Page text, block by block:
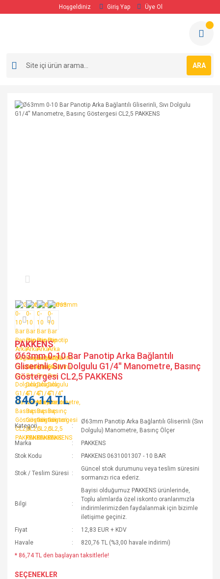
Hoşgeldiniz Giriş Yap Üye Ol
ARA
PAKKENS
Ø63mm 0-10 Bar Panotip Arka Bağlantılı
Gliserinli, Sıvı Dolgulu G1/4'' Manometre, Basınç
Göstergesi CL2,5 PAKKENS
846,14 TL
Kategori
Ø63mm Panotip Arka Bağlantılı Gliserinli (Sıvı
Dolgulu) Manometre, Basınç Ölçer
Marka
PAKKENS
Stok Kodu
PAKKENS 0631001307 - 10 BAR
Stok / Teslim Süresi
Güncel stok durumunu veya teslim süresini
sormanızı rica ederiz.
Bilgi
Bayisi olduğumuz PAKKENS ürünlerinde,
Toplu alımlarda özel iskonto oranlarımızla
indirimlerimizden faydalanmak için bizimle
iletişime geçiniz.
Fiyat
12,83 EUR + KDV
Havale
820,76 TL (%3,00 havale indirimi)
* 86,74 TL den başlayan taksitlerle!
SEÇENEKLER